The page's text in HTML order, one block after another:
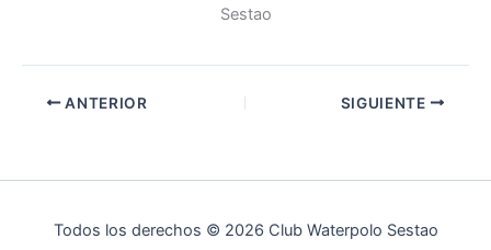
Sestao
ANTERIOR SIGUIENTE
Todos los derechos © 2026 Club Waterpolo Sestao